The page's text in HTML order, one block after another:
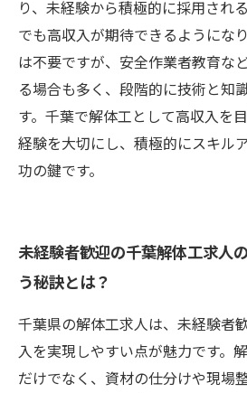
り、未経験から積極的に採用され
でも高収入が期待できるようにな
は不要ですが、安全作業者教育な
る場合も多く、段階的に技術と知
す。千葉で解体工として高収入を
経験を大切にし、積極的にスキル
功の鍵です。
未経験者歓迎の千葉解体工求
う秘訣とは？
千葉県の解体工求人は、未経験者
入を実現しやすい点が魅力です。
だけでなく、資材の仕分けや現場